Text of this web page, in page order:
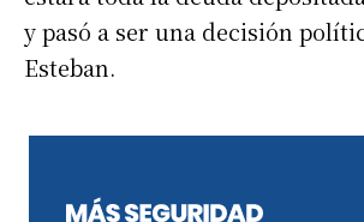
y pasó a ser una decisión
Esteban.